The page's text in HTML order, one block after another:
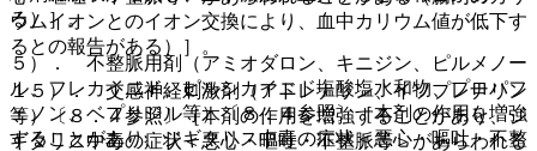
ウムイオンとのイオン交換により、血中カリウム値が低下す
るとの報告がある）］。
１５）． 交感神経刺激剤（アドレナリン、イソプレナリン
等）〔８．４参照〕［本剤の作用を増強することがあり、ジ
ギタリス中毒の症状＜悪心・嘔吐・不整脈等＞があらわれる
る）］。
５）． 不整脈用剤（アミオダロン、キニジン、ピルメノー
ル、フレカイニド、ピルシカイニド塩酸塩水和物、プロパフ
ェノン、ベプリジル等）〔８．４参照〕［本剤の作用を増強
することがあり、ジギタリス中毒の症状＜悪心・嘔吐・不整